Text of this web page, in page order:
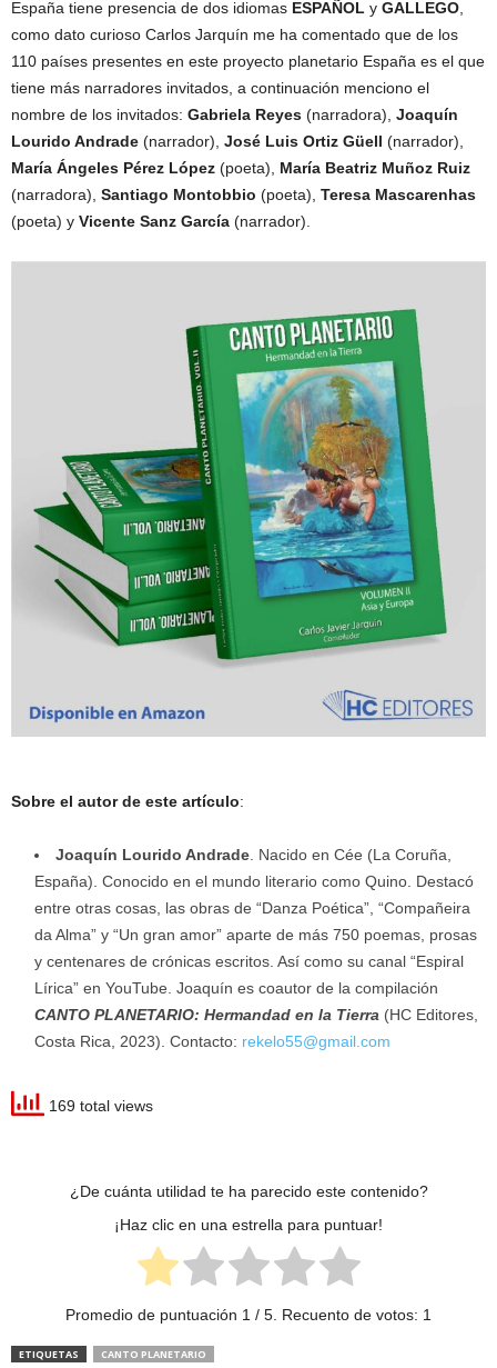
España tiene presencia de dos idiomas ESPAÑOL y GALLEGO
como dato curioso Carlos Jarquín me ha comentado que de los
110 países presentes en este proyecto planetario España es el que
tiene más narradores invitados, a continuación menciono el
nombre de los invitados: Gabriela Reyes (narradora), Joaquín
Lourido Andrade (narrador), José Luis Ortiz Güell (narrador),
María Ángeles Pérez López (poeta), María Beatriz Muñoz Ruiz
(narradora), Santiago Montobbio (poeta), Teresa Mascarenhas
(poeta) y Vicente Sanz García (narrador).
Sobre el autor de este artículo:
Joaquín Lourido Andrade . Nacido en Cée (La Coruña,
España). Conocido en el mundo literario como Quino. Destacó
entre otras cosas, las obras de “Danza Poética”, “Compañeira
da Alma” y “Un gran amor” aparte de más 750 poemas, prosas
y centenares de crónicas escritos. Así como su canal “Espiral
Lírica” en YouTube. Joaquín es coautor de la compilación
CANTO PLANETARIO: Hermandad en la Tierra (HC Editores,
Costa Rica, 2023). Contacto: rekelo55@gmail.com
169 total views
¿De cuánta utilidad te ha parecido este contenido?
¡Haz clic en una estrella para puntuar!
Promedio de puntuación 1 / 5. Recuento de votos: 1
ETIQUETAS CANTO PLANETARIO